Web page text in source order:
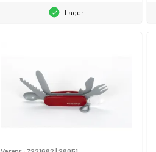
Lager